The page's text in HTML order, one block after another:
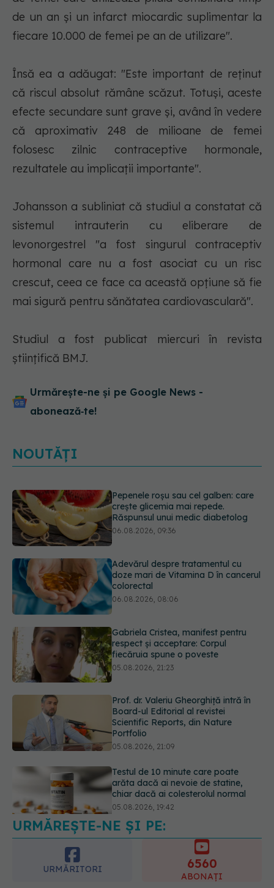
de un an şi un infarct miocardic suplimentar la
fiecare 10.000 de femei pe an de utilizare".
Însă ea a adăugat: "Este important de reţinut
că riscul absolut rămâne scăzut. Totuşi, aceste
efecte secundare sunt grave şi, având în vedere
că aproximativ 248 de milioane de femei
folosesc zilnic contraceptive hormonale,
rezultatele au implicaţii importante".
Johansson a subliniat că studiul a constatat că
sistemul intrauterin cu eliberare de
levonorgestrel "a fost singurul contraceptiv
hormonal care nu a fost asociat cu un risc
crescut, ceea ce face ca această opţiune să fie
mai sigură pentru sănătatea cardiovasculară".
Studiul a fost publicat miercuri în revista
ştiinţifică BMJ.
Urmărește-ne și pe Google News -
abonează‑te!
NOUTĂȚI
Adevărul despre tratamentul cu
doze mari de Vitamina D în cancerul
colorectal
06.08.2026, 08:06
Gabriela Cristea, manifest pentru
respect și acceptare: Corpul
fiecăruia spune o poveste
05.08.2026, 21:23
Prof. dr. Valeriu Gheorghiță intră în
Board-ul Editorial al revistei
Scientific Reports, din Nature
Portfolio
Testul de 10 minute care poate
arăta dacă ai nevoie de statine,
chiar dacă ai colesterolul normal
Pepenele roșu sau cel galben: care
crește glicemia mai repede.
Răspunsul unui medic diabetolog
06.08.2026, 09:36
URMĂREȘTE-NE ȘI PE:
URMĂRITORI 6560
ABONAȚI